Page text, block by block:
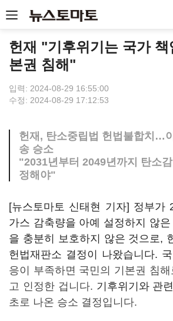
헌재 "기후위기는 국가
본권 침해"
입력: 2024-08-29 16:55:00
수정: 2024-08-29 17:12:53
헌재, 탄소중립법 헌법불합치…
송 승소
"2031년부터 2049년까지 탄소
정해야"
[뉴스토마토 신태현 기자] 정부가
가스 감축량을 아예 설정하지 않
을 충분히 보호하지 않은 것으로,
헌법재판소 결정이 나왔습니다. 국
응이 부족하면 국민의 기본권 침
고 인정한 겁니다. 기후위기와 관
초로 나온 승소 결정입니다.